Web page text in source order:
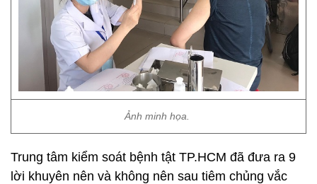
Ảnh minh họa.
Trung tâm kiểm soát bệnh tật TP.HCM đã đưa ra 9
lời khuyên nên và không nên sau tiêm chủng vắc